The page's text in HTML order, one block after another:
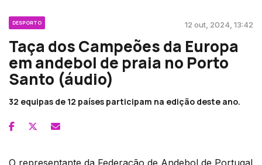
DESPORTO 12 out, 2024, 13:42
Taça dos Campeões da Europa
em andebol de praia no Porto
Santo (áudio)
32 equipas de 12 países participam na edição deste ano.
O representante da Federação de Andebol de Portugal